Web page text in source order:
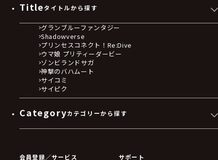
Titleタイトルから探す
グランブルーファンタジー
Shadowverse
プリンセスコネクト！Re:Dive
ウマ娘 プリティーダービー
ゾンビランドサガ
神撃のバハムート
サイコミ
サイピク
Categoryカテゴリーから探す
会員登録／サービス
サポート